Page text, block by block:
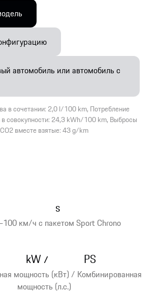
автомобиль или автомобиль с
в сочетании: 2,0 l/100 km, Потребление
в совокупности: 24,3 kWh/100 km, Выбросы
CO2 вместе взятые: 43 g/km
км/ч с пакетом Sport Chrono
s
мощность (кВт) / Комбинированная
мощность (л.с.)
kW/ PS